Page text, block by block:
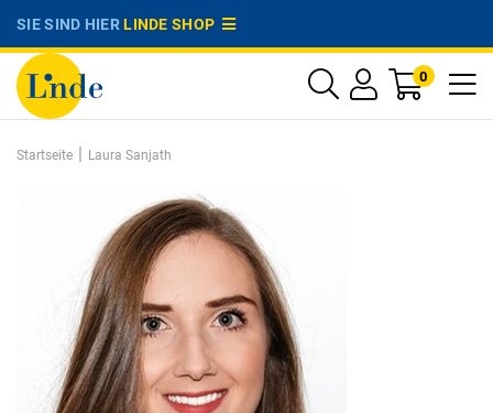
SIE SIND HIERLINDE SHOP
0
Startseite | Laura Sanjath